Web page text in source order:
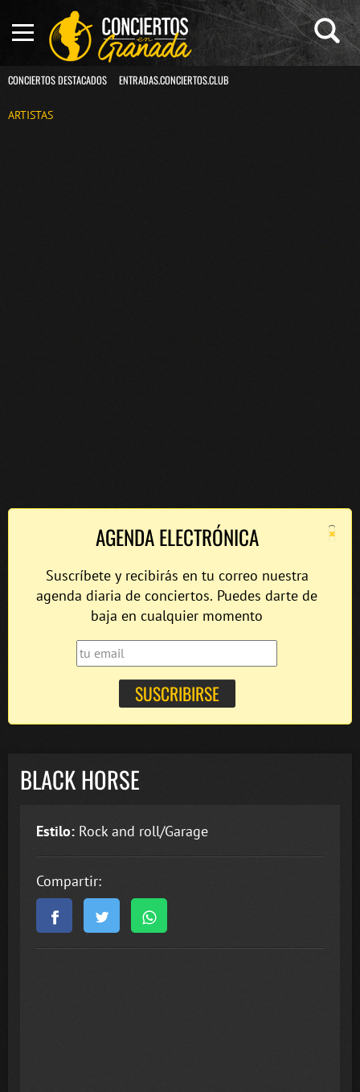
CONCIERTOS DESTACADOS ENTRADAS.CONCIERTOS.CLUB
ARTISTAS
×
AGENDA ELECTRÓNICA
Suscríbete y recibirás en tu correo nuestra
agenda diaria de conciertos. Puedes darte de
baja en cualquier momento
BLACK HORSE
Estilo: Rock and roll/Garage
Compartir: